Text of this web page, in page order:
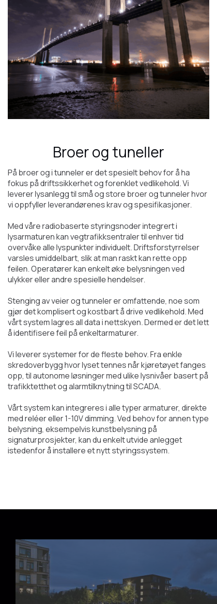
Broer og tuneller
På broer og i tunneler er det spesielt behov for å ha
fokus på driftssikkerhet og forenklet vedlikehold. Vi
leverer lysanlegg til små og store broer og tunneler hvor
vi oppfyller leverandørenes krav og spesifikasjoner.
Med våre radiobaserte styringsnoder integrert i
lysarmaturen kan vegtrafikksentraler til enhver tid
overvåke alle lyspunkter individuelt. Driftsforstyrrelser
varsles umiddelbart, slik at man raskt kan rette opp
feilen. Operatører kan enkelt øke belysningen ved
ulykker eller andre spesielle hendelser.
Stenging av veier og tunneler er omfattende, noe som
gjør det komplisert og kostbart å drive vedlikehold. Med
vårt system lagres all data i nettskyen. Dermed er det lett
å identifisere feil på enkeltarmaturer.
Vi leverer systemer for de fleste behov. Fra enkle
skredoverbygg hvor lyset tennes når kjøretøyet fanges
opp, til autonome løsninger med ulike lysnivåer basert på
trafikktetthet og alarmtilknytning til SCADA.
Vårt system kan integreres i alle typer armaturer, direkte
med reléer eller 1-10V dimming. Ved behov for annen type
belysning, eksempelvis kunstbelysning på
signaturprosjekter, kan du enkelt utvide anlegget
istedenfor å installere et nytt styringssystem.